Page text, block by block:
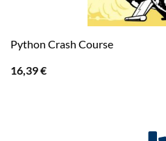
Python Crash Course
16,39€